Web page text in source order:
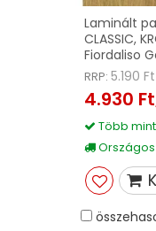
Laminált
CLASSIC,
Fiordaliso
RRP: 5.190 Ft
4.930 Ft
Több